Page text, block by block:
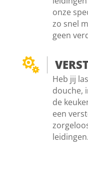
onze
zo snel
geen

Heb jij
douche,
de
een
leidingen.